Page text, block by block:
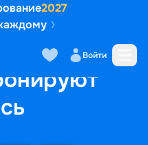
2027
Войти